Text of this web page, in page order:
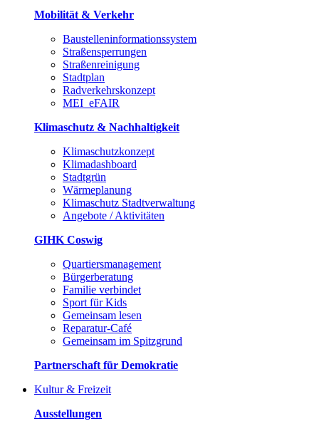
Mobilität & Verkehr
Baustelleninformationssystem
Straßensperrungen
Straßenreinigung
Stadtplan
Radverkehrskonzept
MEI_eFAIR
Klimaschutz & Nachhaltigkeit
Klimaschutzkonzept
Klimadashboard
Stadtgrün
Wärmeplanung
Klimaschutz Stadtverwaltung
Angebote / Aktivitäten
GIHK Coswig
Quartiersmanagement
Bürgerberatung
Familie verbindet
Sport für Kids
Gemeinsam lesen
Reparatur-Café
Gemeinsam im Spitzgrund
Partnerschaft für Demokratie
Kultur & Freizeit
Ausstellungen